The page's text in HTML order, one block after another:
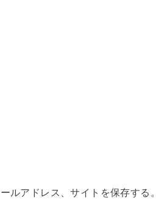
ルアドレス、サイトを保存する。